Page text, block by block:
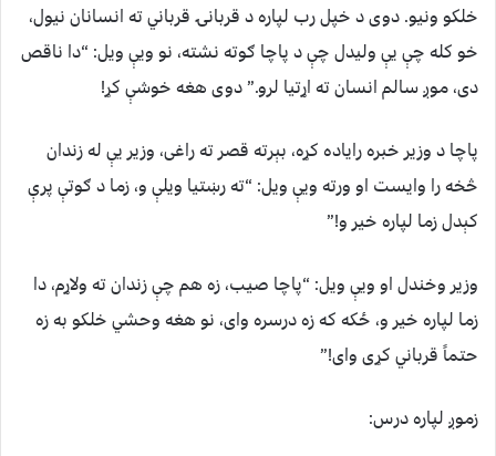
خلکو ونیو. دوی د خپل رب لپاره د قربانۍ قرباني ته انسانان نیول،
خو کله چې یې ولیدل چې د پاچا ګوته نشته، نو ویې ویل: “دا ناقص
دی، موږ سالم انسان ته اړتیا لرو.” دوی هغه خوشې کړ!
پاچا د وزیر خبره رایاده کړه، بېرته قصر ته راغی، وزیر یې له زندان
څخه را وایست او ورته ویې ویل: “ته رښتیا ویلې و، زما د ګوتې پرې
کېدل زما لپاره خیر و!”
وزیر وخندل او ویې ویل: “پاچا صیب، زه هم چې زندان ته ولاړم، دا
زما لپاره خیر و، ځکه که زه درسره وای، نو هغه وحشي خلکو به زه
حتماً قرباني کړی وای!”
زموږ لپاره درس: